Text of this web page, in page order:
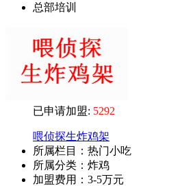
总部培训
已申请加盟: 5292
喂侦探生炸鸡架
所属栏目：热门小吃
所属分类：炸鸡
加盟费用： 3-5万元